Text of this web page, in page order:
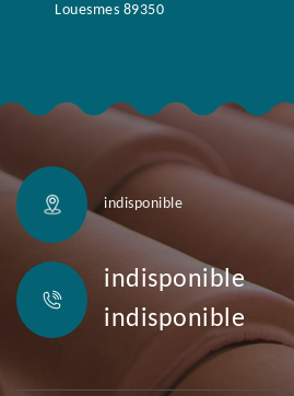
Louesmes 89350
indisponible
indisponible
indisponible